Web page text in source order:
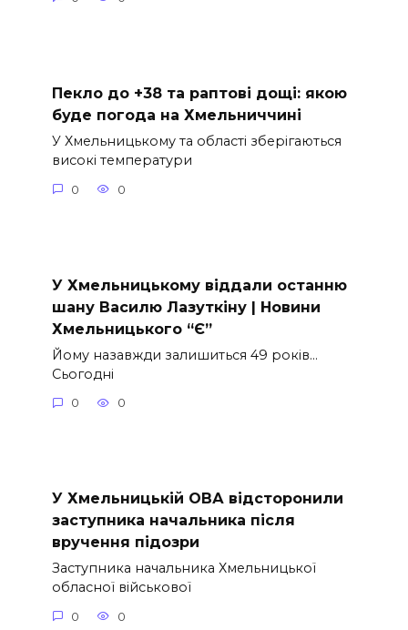
Пекло до +38 та раптові дощі: якою
буде погода на Хмельниччині
У Хмельницькому та області зберігаються
високі температури
0 0
У Хмельницькому віддали останню
шану Василю Лазуткіну | Новини
Хмельницького “Є”
Йому назавжди залишиться 49 років…
Сьогодні
0 0
У Хмельницькій ОВА відсторонили
заступника начальника після
вручення підозри
Заступника начальника Хмельницької
обласної військової
0 0